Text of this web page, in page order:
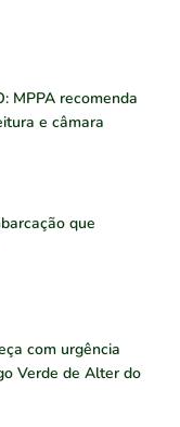
MPPA recomenda
e câmara
que
com urgência
Verde de Alter do